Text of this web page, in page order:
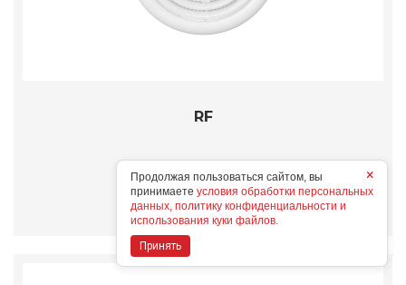
RF
Подробнее
×
Продолжая пользоваться сайтом, вы
принимаете условия обработки персональных
данных, политику конфиденциальности и
использования куки файлов.
Принять